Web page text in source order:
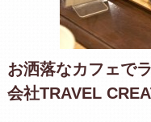
お洒落なカフェで
会社TRAVEL